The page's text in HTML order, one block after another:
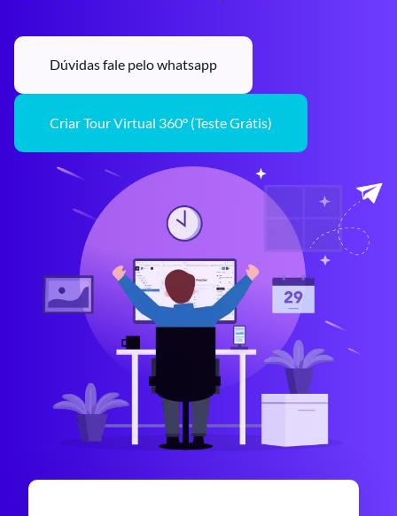
Dúvidas fale pelo whatsapp
Criar Tour Virtual 360° (Teste Grátis)